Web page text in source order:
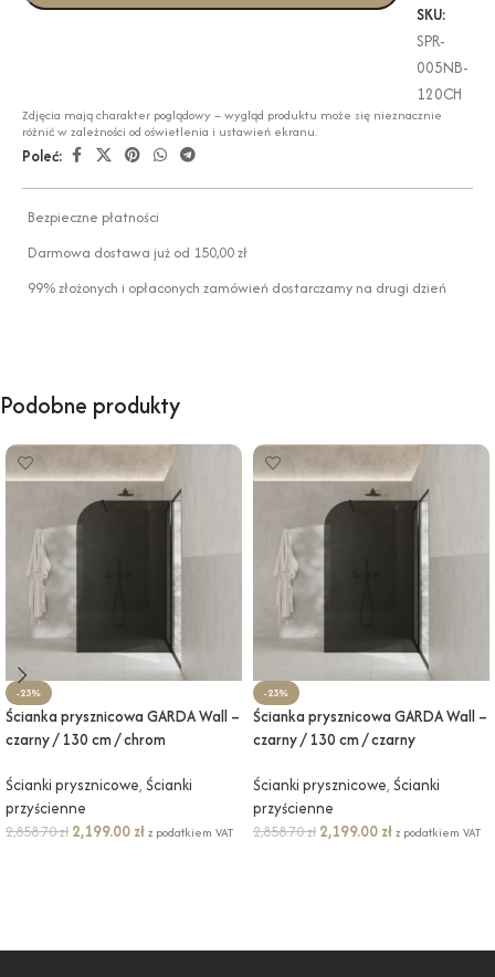
SKU:
SPR-
005NB-
120CH
Zdjęcia mają charakter poglądowy – wygląd produktu może się nieznacznie
różnić w zależności od oświetlenia i ustawień ekranu.
Poleć:
Bezpieczne płatności
Darmowa dostawa już od 150,00 zł
99% złożonych i opłaconych zamówień dostarczamy na drugi dzień
Podobne produkty
-23%
Ścianka prysznicowa GARDA Wall –
czarny / 130 cm / chrom
Ścianki prysznicowe, Ścianki
przyścienne
2,858.70zł 2,199.00 złz podatkiem VAT
-23%
Ścianka prysznicowa GARDA Wall –
czarny / 130 cm / czarny
Ścianki prysznicowe, Ścianki
przyścienne
2,858.70zł 2,199.00 złz podatkiem VAT